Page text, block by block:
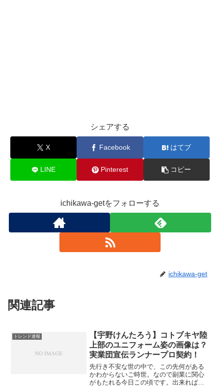
シェアする
X Facebook はてブ
LINE Pinterest コピー
ichikawa-getをフォローする
ichikawa-get
関連記事
トレンド速報
【宇野けんたろう】コトブキヤ陸
上部のユニフォーム姿の画像は？
実業団宣伝ランナープロ契約！
先行き不安な世の中で、この先何がある
かわからないご時世。なので副業に関心
がもたれる今日この頃です。出来れば、